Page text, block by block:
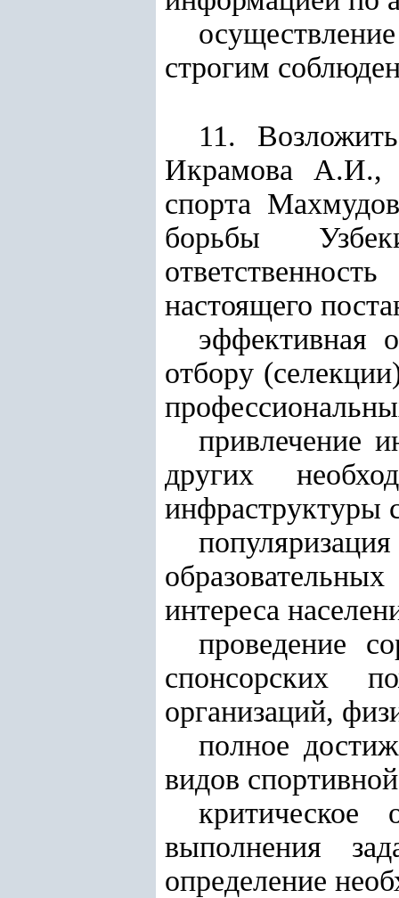
строгим
11.
Икрамова А.И.,
спорта
борьбы
настоящего
эффективная
отбору
привлечение
других
инфраструктуры
интереса
проведение
спонсорских
организаций,
полное
видов
выполнения
определение